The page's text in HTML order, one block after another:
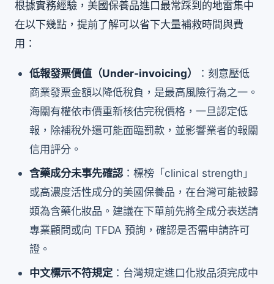
根據實務經驗，美國保養品進口最常踩到的地雷集中
在以下幾點，提前了解可以省下大量補救時間與費
用：
低報發票價值（Under-invoicing）
：刻意壓低
商業發票金額以降低稅負，是最高風險行為之一。
海關有權依市價重新核估完稅價格，一旦認定低
報，除補稅外還可能面臨罰款，並影響業者的報關
信用評分。
含藥成分未事先確認：標榜「clinical strength」
或高濃度活性成分的美國保養品，在台灣可能被歸
類為含藥化妝品。建議在下單前先將全成分表送請
專業顧問或向 TFDA 預詢，確認是否需申請許可
證。
中文標示不符規定 ：台灣規定進口化妝品須完成中